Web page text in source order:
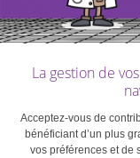
myHOME|Article
L’immobilier
La gestion de
Acceptez-vous de
bénéficiant d’un plus
vos préférences et de